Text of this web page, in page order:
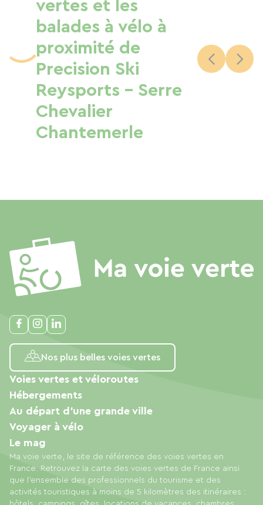
vertes et les
balades à vélo à
proximité de
Precision Ski
Reysports - Serre
Chevalier
Chantemerle
Nos plus belles voies vertes
Ma voie verte, le site de référence des voies vertes en
France. Retrouvez la carte des voies vertes de France ainsi
que l'ensemble des professionnels du tourisme et des
activités touristiques à moins de 5 kilomètres des itinéraires :
Voies vertes et véloroutes
Hébergements
Au départ d'une grande ville
Voyager à vélo
Le mag